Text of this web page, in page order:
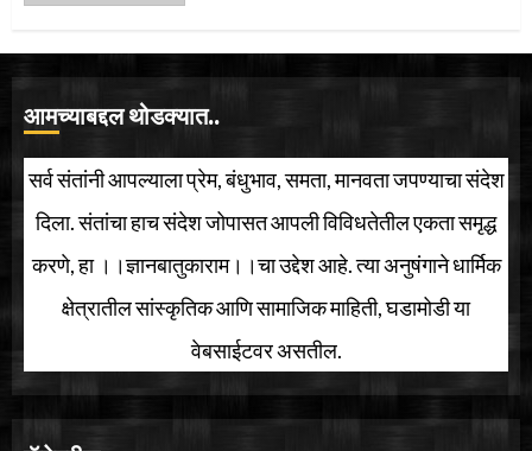
आमच्याबद्दल थोडक्यात..
सर्व संतांनी आपल्याला प्रेम, बंधुभाव, समता, मानवता जपण्याचा संदेश
दिला. संतांचा हाच संदेश जोपासत आपली विविधतेतील एकता समृद्ध
करणे, हा ।।ज्ञानबातुकाराम।।चा उद्देश आहे. त्या अनुषंगाने धार्मिक
क्षेत्रातील सांस्कृतिक आणि सामाजिक माहिती, घडामोडी या
वेबसाईटवर असतील.